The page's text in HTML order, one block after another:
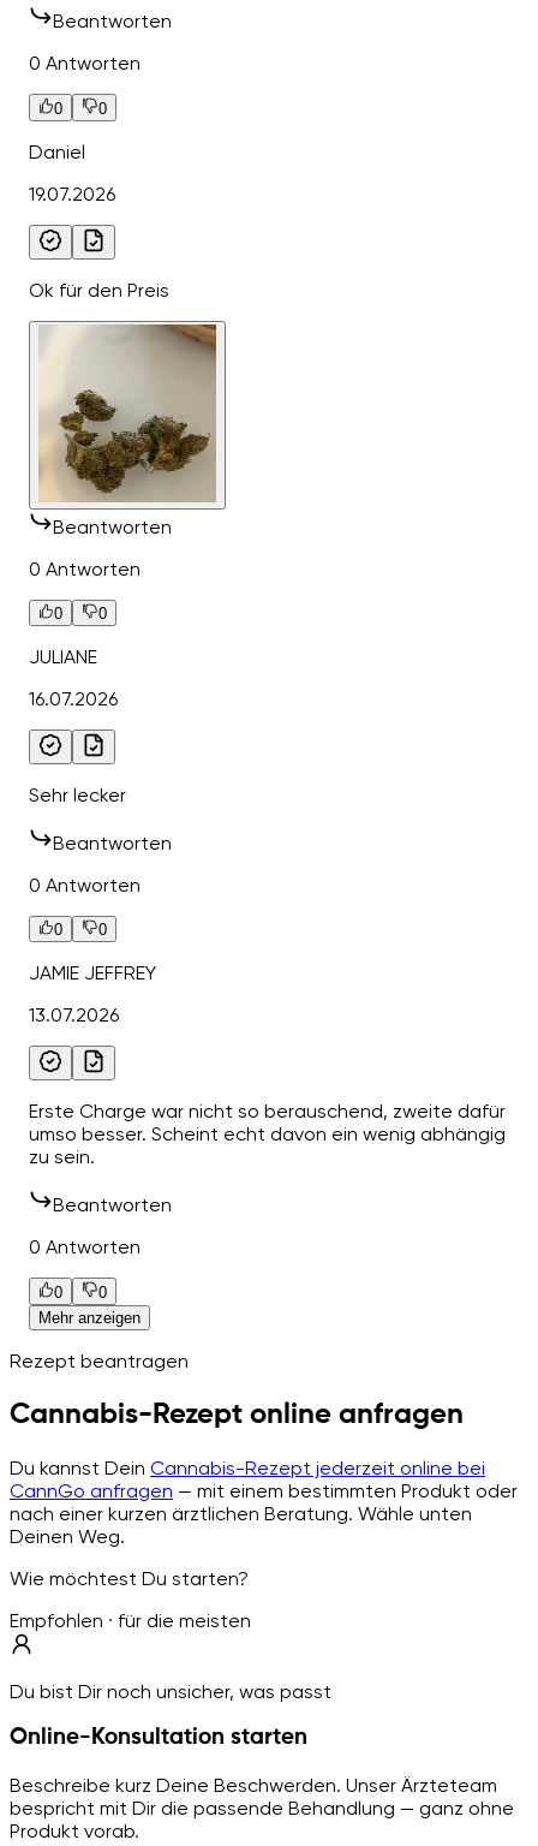
Beantworten
0 Antworten
0 0
Daniel
19.07.2026
Ok für den Preis
Beantworten
0 Antworten
0 0
JULIANE
16.07.2026
Sehr lecker
Beantworten
0 Antworten
0 0
JAMIE JEFFREY
13.07.2026
Erste Charge war nicht so berauschend, zweite dafür
umso besser. Scheint echt davon ein wenig abhängig
zu sein.
Beantworten
0 Antworten
0
0
Mehr anzeigen
Rezept beantragen
Cannabis-Rezept online anfragen
Du kannst Dein Cannabis-Rezept jederzeit online bei
CannGo anfragen — mit einem bestimmten Produkt oder
nach einer kurzen ärztlichen Beratung. Wähle unten
Deinen Weg.
Wie möchtest Du starten?
Empfohlen · für die meisten
Du bist Dir noch unsicher, was passt
Online-Konsultation starten
Beschreibe kurz Deine Beschwerden. Unser Ärzteteam
bespricht mit Dir die passende Behandlung — ganz ohne
Produkt vorab.